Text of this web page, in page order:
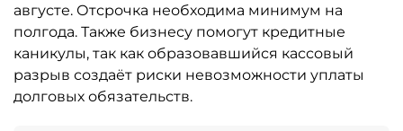
августе. Отсрочка необходима минимум на
полгода. Также бизнесу помогут кредитные
каникулы, так как образовавшийся кассовый
разрыв создаёт риски невозможности уплаты
долговых обязательств.